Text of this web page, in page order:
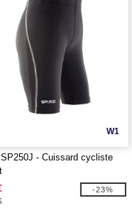
W1
- Cuissard cycliste
-23%